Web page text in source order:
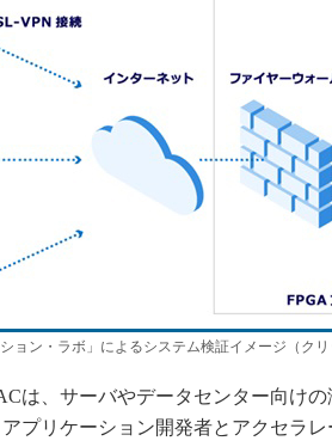
製
メ
植物
海
グ
制
新
ション・ラボ」によるシステム検証イメージ（ク
は、サーバやデータセンター向け
プリケーション開発者とアクセラ